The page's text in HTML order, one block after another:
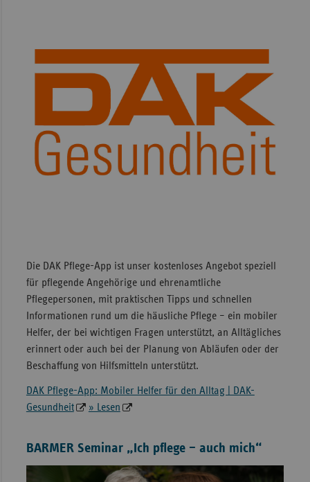
Die DAK Pflege-App ist unser kostenloses Angebot speziell
für pflegende Angehörige und ehrenamtliche
Pflegepersonen, mit praktischen Tipps und schnellen
Informationen rund um die häusliche Pflege – ein mobiler
Helfer, der bei wichtigen Fragen unterstützt, an Alltägliches
erinnert oder auch bei der Planung von Abläufen oder der
Beschaffung von Hilfsmitteln unterstützt.
DAK Pflege-App: Mobiler Helfer für den Alltag | DAK-
Gesundheit
» Lesen
BARMER Seminar „Ich pflege – auch mich“